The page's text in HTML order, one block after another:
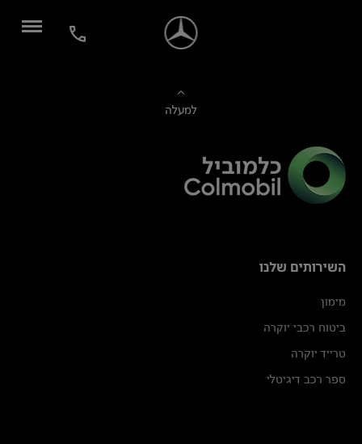
למעלה
השירותים שלנו
מימון
ביטוח רכבי יוקרה
טרייד יוקרה
ספר רכב דיגיטלי